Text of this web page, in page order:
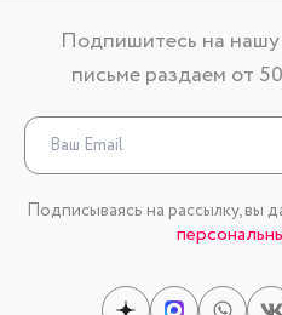
Подпишитесь на
письме раздаем от
Подписываясь на рассылку, вы